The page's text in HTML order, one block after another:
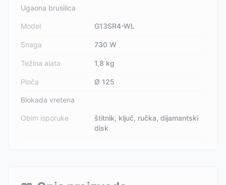
Ugaona brusilica
Model G13SR4-WL
Snaga 730 W
Težina alata 1,8 kg
Ploča Ø 125
Blokada vretena
Obim isporuke
štitnik, ključ, ručka, dijamantski
disk